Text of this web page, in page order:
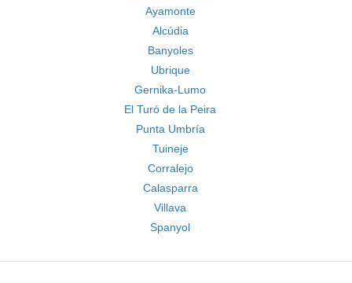
Ayamonte
Alcúdia
Banyoles
Ubrique
Gernika-Lumo
El Turó de la Peira
Punta Umbría
Tuineje
Corralejo
Calasparra
Villava
Spanyol